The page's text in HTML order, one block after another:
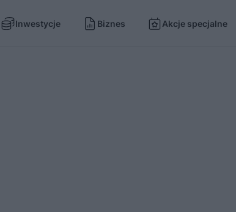
Inwestycje Biznes Akcje specjalne